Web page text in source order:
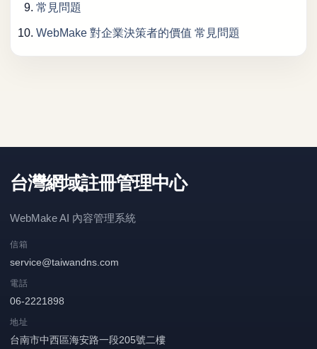
常見問題
WebMake 對企業決策者的價值 常見問題
台灣網域註冊管理中心
WebMake AI 內容管理系統
信箱
service@taiwandns.com
電話
06-2221898
地址
台南市中西區海安路一段205號二樓